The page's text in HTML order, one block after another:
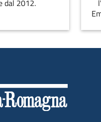
dal 2012.